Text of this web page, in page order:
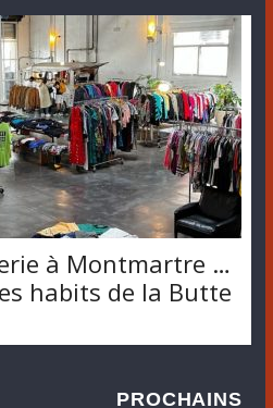
à Montmartre …
habits de la Butte
PROCHAINS